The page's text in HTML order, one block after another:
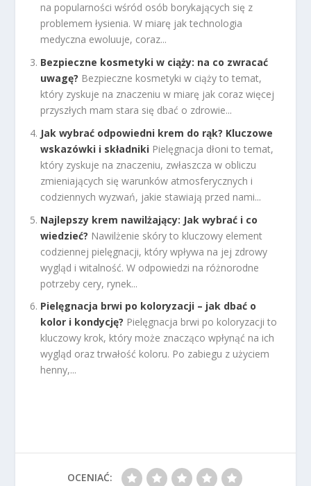
na popularności wśród osób borykających się z
problemem łysienia. W miarę jak technologia
medyczna ewoluuje, coraz...
Bezpieczne kosmetyki w ciąży: na co zwracać
uwagę? Bezpieczne kosmetyki w ciąży to temat,
który zyskuje na znaczeniu w miarę jak coraz więcej
przyszłych mam stara się dbać o zdrowie...
Jak wybrać odpowiedni krem do rąk? Kluczowe
wskazówki i składniki Pielęgnacja dłoni to temat,
który zyskuje na znaczeniu, zwłaszcza w obliczu
zmieniających się warunków atmosferycznych i
codziennych wyzwań, jakie stawiają przed nami...
Najlepszy krem nawilżający: Jak wybrać i co
wiedzieć? Nawilżenie skóry to kluczowy element
codziennej pielęgnacji, który wpływa na jej zdrowy
wygląd i witalność. W odpowiedzi na różnorodne
potrzeby cery, rynek...
Pielęgnacja brwi po koloryzacji – jak dbać o
kolor i kondycję? Pielęgnacja brwi po koloryzacji to
kluczowy krok, który może znacząco wpłynąć na ich
wygląd oraz trwałość koloru. Po zabiegu z użyciem
henny,...
OCENIAĆ: